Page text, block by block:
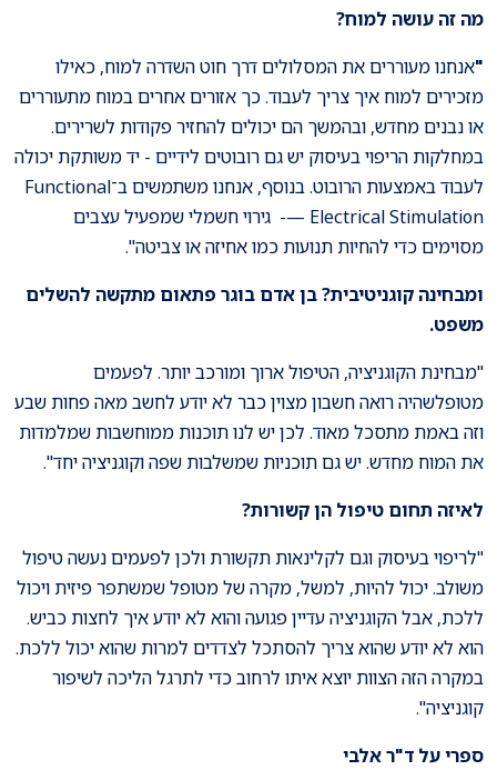
מה זה עושה למוח?
"אנחנו מעוררים את המסלולים דרך חוט השדרה למוח, כאילו
מזכירים למוח איך צריך לעבוד. כך אזורים אחרים במוח מתעוררים
או נבנים מחדש, ובהמשך הם יכולים להחזיר פקודות לשרירים.
במחלקות הריפוי בעיסוק יש גם רובוטים לידיים - יד משותקת יכולה
לעבוד באמצעות הרובוט. בנוסף, אנחנו משתמשים ב־Functional
Electrical Stimulation —- גירוי חשמלי שמפעיל עצבים
מסוימים כדי להחיות תנועות כמו אחיזה או צביטה".
ומבחינה קוגניטיבית? בן אדם בוגר פתאום מתקשה להשלים
משפט.
"מבחינת הקוגניציה, הטיפול ארוך ומורכב יותר. לפעמים
מטופלשהיה רואה חשבון מצוין כבר לא יודע לחשב מאה פחות שבע
וזה באמת מתסכל מאוד. לכן יש לנו תוכנות ממוחשבות שמלמדות
את המוח מחדש. יש גם תוכניות שמשלבות שפה וקוגניציה יחד".
לאיזה תחום טיפול הן קשורות?
"לריפוי בעיסוק וגם לקלינאות תקשורת ולכן לפעמים נעשה טיפול
משולב. יכול להיות, למשל, מקרה של מטופל שמשתפר פיזית ויכול
ללכת, אבל הקוגניציה עדיין פגועה והוא לא יודע איך לחצות כביש.
הוא לא יודע שהוא צריך להסתכל לצדדים למרות שהוא יכול ללכת.
במקרה הזה הצוות יוצא איתו לרחוב כדי לתרגל הליכה לשיפור
קוגניציה".
ספרי על ד"ר אלבי